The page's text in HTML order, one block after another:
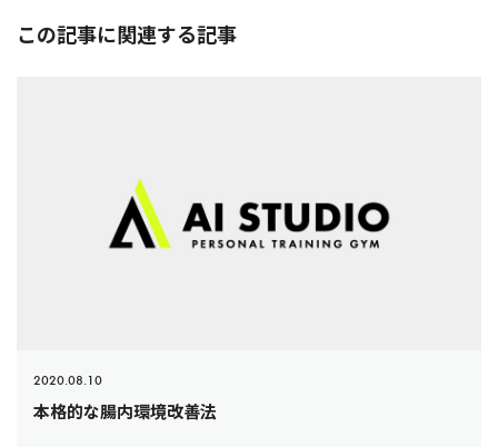
この記事に関連する記事
2020.08.10
本格的な腸内環境改善法